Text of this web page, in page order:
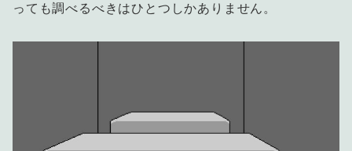
っても調べるべきはひとつしかありません。